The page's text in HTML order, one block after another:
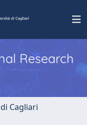
Research
Cagliari